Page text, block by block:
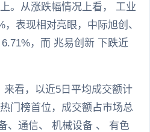
。从涨跌幅情况上看， 工业
表现相对亮眼，中际旭创、
，而 兆易创新 下跌近
来看，以近5日平均成交额计
门榜首位，成交额占市场总
、通信、 机械设备 、 有色